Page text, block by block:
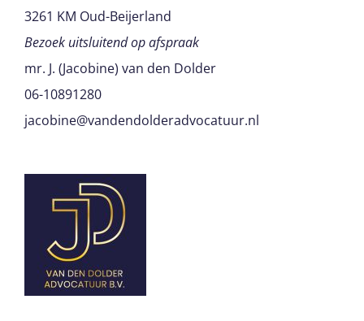
3261 KM Oud-Beijerland
Bezoek uitsluitend op afspraak
mr. J. (Jacobine) van den Dolder
06-10891280
jacobine@vandendolderadvocatuur.nl